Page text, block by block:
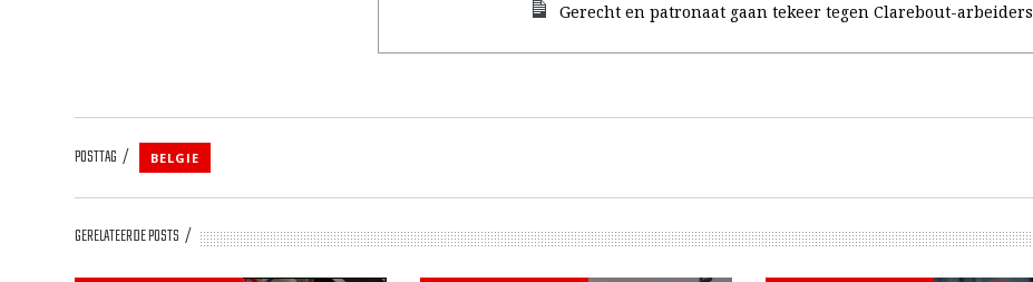
Gerecht en patronaat gaan tekeer tegen Clarebout-arbeiders
POSTTAG BELGIE
GERELATEERDE POSTS